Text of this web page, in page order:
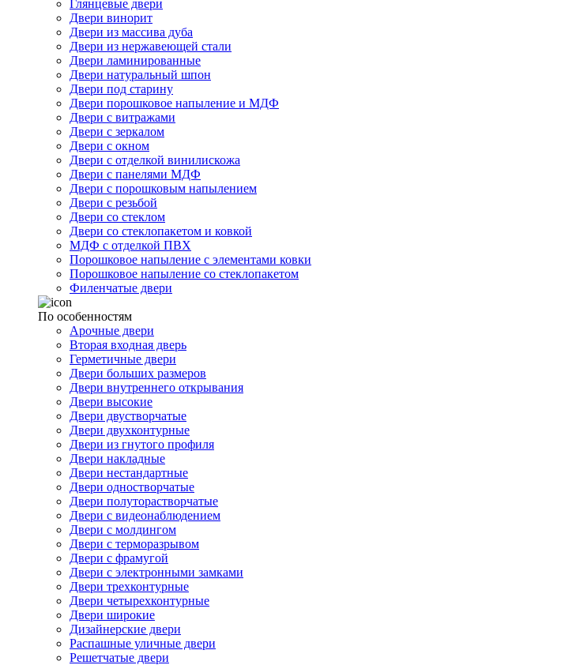
Глянцевые двери
Двери винорит
Двери из массива дуба
Двери из нержавеющей стали
Двери ламинированные
Двери натуральный шпон
Двери под старину
Двери порошковое напыление и МДФ
Двери с витражами
Двери с зеркалом
Двери с окном
Двери с отделкой винилискожа
Двери с панелями МДФ
Двери с порошковым напылением
Двери с резьбой
Двери со стеклом
Двери со стеклопакетом и ковкой
МДФ с отделкой ПВХ
Порошковое напыление с элементами ковки
Порошковое напыление со стеклопакетом
Филенчатые двери
По особенностям
Арочные двери
Вторая входная дверь
Герметичные двери
Двери больших размеров
Двери внутреннего открывания
Двери высокие
Двери двустворчатые
Двери двухконтурные
Двери из гнутого профиля
Двери накладные
Двери нестандартные
Двери одностворчатые
Двери полуторастворчатые
Двери с видеонаблюдением
Двери с молдингом
Двери с терморазрывом
Двери с фрамугой
Двери с электронными замками
Двери трехконтурные
Двери четырехконтурные
Двери широкие
Дизайнерские двери
Распашные уличные двери
Решетчатые двери